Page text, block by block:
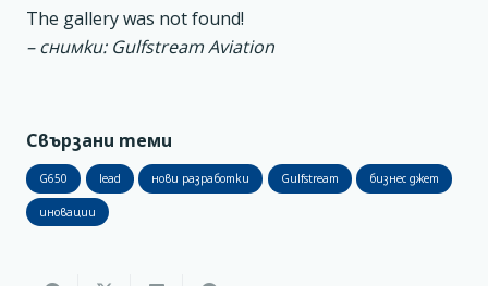
The gallery was not found!
– снимки: Gulfstream Aviation
Свързани теми
G650 lead нови разработки Gulfstream бизнес джет
иновации